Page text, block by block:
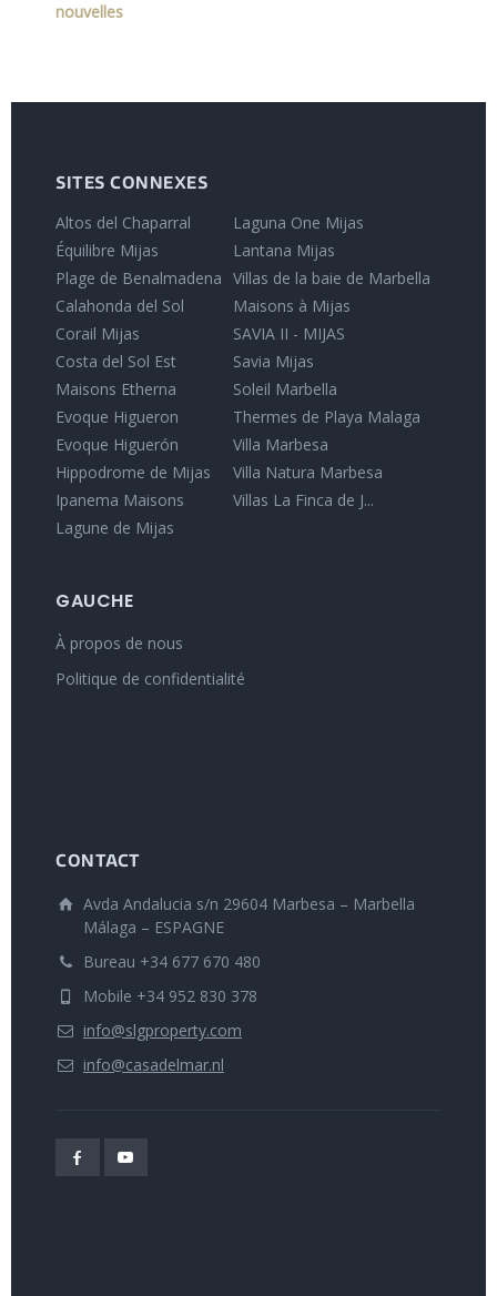
nouvelles
SITES CONNEXES
Altos del Chaparral
Équilibre Mijas
Plage de Benalmadena
Calahonda del Sol
Corail Mijas
Costa del Sol Est
Maisons Etherna
Evoque Higueron
Evoque Higuerón
Hippodrome de Mijas
Ipanema Maisons
Lagune de Mijas
Laguna One Mijas
Lantana Mijas
Villas de la baie de Marbella
Maisons à Mijas
SAVIA II - MIJAS
Savia Mijas
Soleil Marbella
Thermes de Playa Malaga
Villa Marbesa
Villa Natura Marbesa
Villas La Finca de J...
GAUCHE
À propos de nous
Politique de confidentialité
CONTACT
Avda Andalucia s/n 29604 Marbesa – Marbella
Málaga – ESPAGNE
Bureau +34 677 670 480
Mobile +34 952 830 378
info@slgproperty.com
info@casadelmar.nl